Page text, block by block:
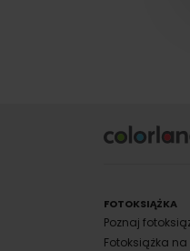
FOTOKSIĄŻKA
Poznaj
Fotoksiążka